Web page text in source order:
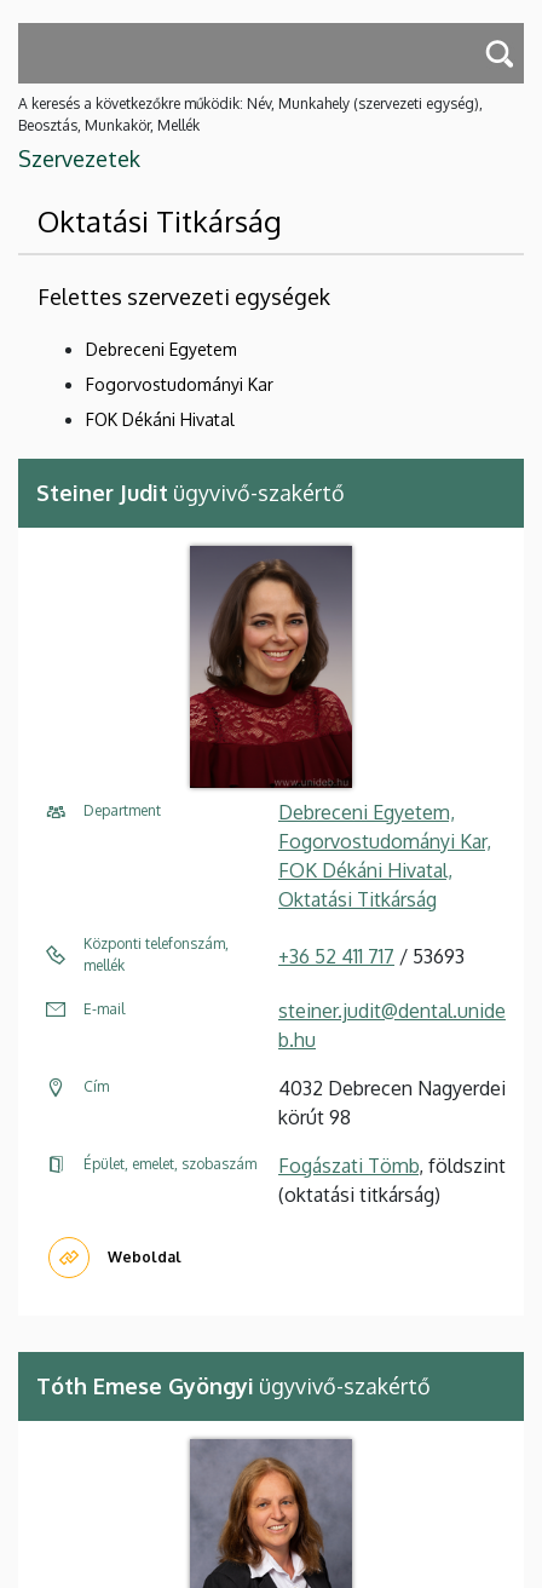
A keresés a következőkre működik: Név, Munkahely (szervezeti egység),
Beosztás, Munkakör, Mellék
Szervezetek
Oktatási Titkárság
Felettes szervezeti egységek
Debreceni Egyetem
Fogorvostudományi Kar
FOK Dékáni Hivatal
Steiner Judit ügyvivő-szakértő
Department
Debreceni Egyetem,
Fogorvostudományi Kar,
FOK Dékáni Hivatal,
Oktatási Titkárság
Központi telefonszám,
mellék
+36 52 411 717 / 53693
E-mail
steiner.judit@dental.unide
b.hu
Cím
4032 Debrecen Nagyerdei
körút 98
Épület, emelet, szobaszám Fogászati Tömb, földszint
(oktatási titkárság)
Weboldal
Tóth Emese Gyöngyi ügyvivő-szakértő